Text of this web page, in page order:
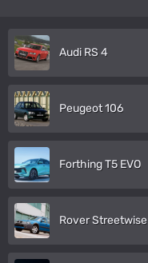
Audi RS 4
Peugeot 106
Forthing T5 EVO
Rover Streetwise